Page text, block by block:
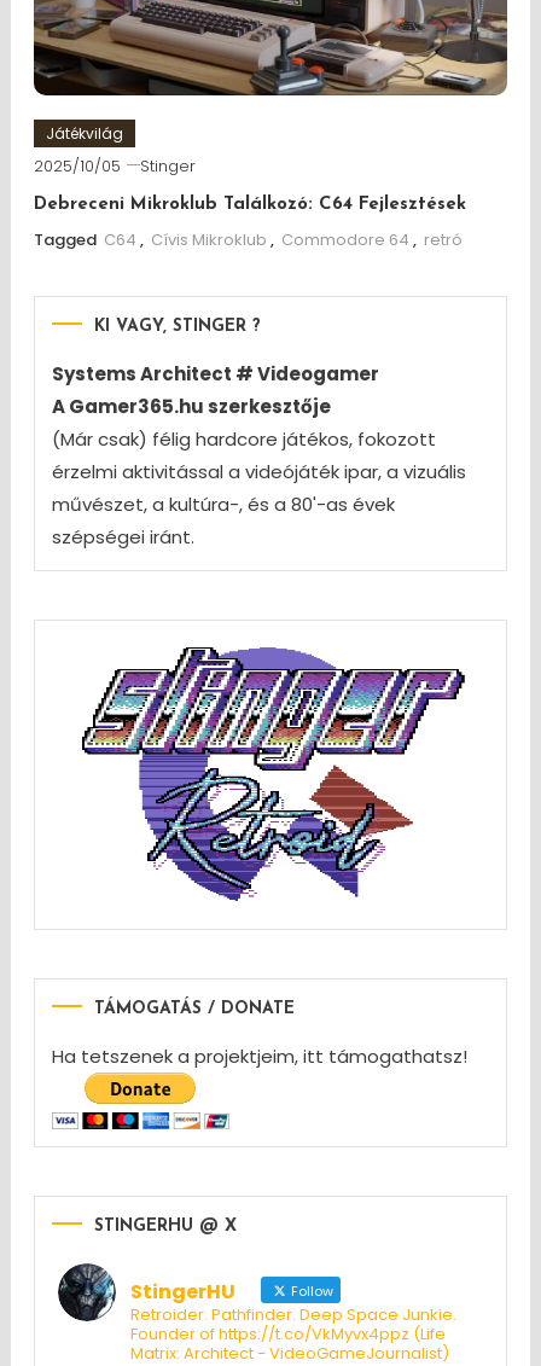
Játékvilág
2025/10/05 Stinger
Debreceni Mikroklub Találkozó: C64 Fejlesztések
Tagged C64 , Cívis Mikroklub , Commodore 64 , retró
KI VAGY, STINGER ?
Systems Architect # Videogamer
A Gamer365.hu szerkesztője
(Már csak) félig hardcore játékos, fokozott
érzelmi aktivitással a videójáték ipar, a vizuális
művészet, a kultúra-, és a 80'-as évek
szépségei iránt.
TÁMOGATÁS / DONATE
Ha tetszenek a projektjeim, itt támogathatsz!
STINGERHU @ X
StingerHU Follow
Retroider. Pathfinder. Deep Space Junkie.
Founder of https://t.co/VkMyvx4ppz (Life
Matrix: Architect - VideoGameJournalist)